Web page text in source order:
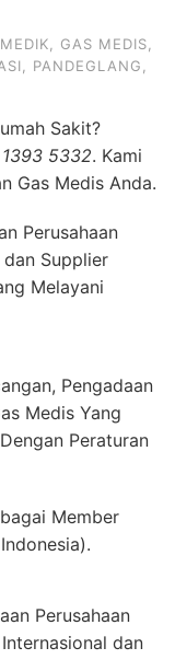
GAS MEDIS
PANDEGLANG
Sakit?
5332. Kami
Gas Medis Anda.
Perusahaan
Supplier
Melayani
Pengadaan
Medis Yang
Peraturan
Member
Perusahaan
dan